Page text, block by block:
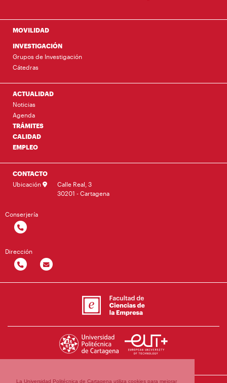
La Universidad Politécnica de Cartagena utiliza cookies para mejorar
MOVILIDAD
INVESTIGACIÓN
Grupos de Investigación
Cátedras
ACTUALIDAD
Noticias
Agenda
TRÁMITES
CALIDAD
EMPLEO
CONTACTO
Ubicación
Calle Real, 3
30201 - Cartagena
Conserjería
Dirección